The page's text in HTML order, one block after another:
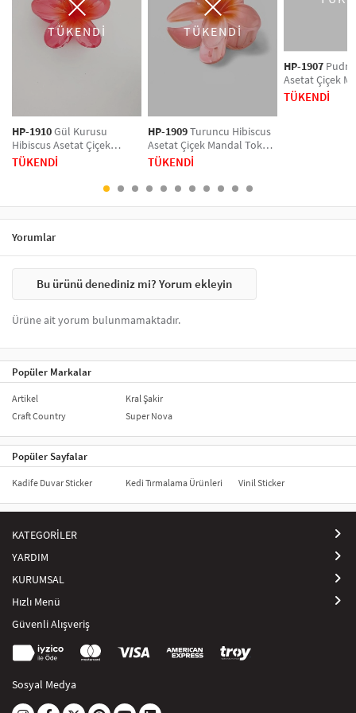
Günlük kullanımda saçınızı derleyip toparlarken, özel günlerde ise saç
aksesuarlarıyla şıklığınızı vurgulayabilirsiniz. Saç aksesuarları, saç
modelinizin öne çıkmasını sağlar ve görünümünüze zarif bir hava
katar. Tarzınızı tamamlayacak saç aksesuarlarını hemen şimdi
TÜKENDİ
HP-1910Gül Kurusu
Hibiscus Asetat Çiçek
Mandal Toka Orta Boy
TÜKENDİ
TÜKENDİ
HP-1909Turuncu Hibiscus
Asetat Çiçek Mandal Toka
Orta Boy
TÜKENDİ
HP-1907
Asetat Çiçek
Orta Boy
TÜKENDİ
Yorumlar
Bu ürünü denediniz mi? Yorum ekleyin
Ürüne ait yorum bulunmamaktadır.
Popüler Markalar
Artikel
Craft Country
Kral Şakir
Super Nova
Popüler Sayfalar
Kadife Duvar Sticker Kedi Tırmalama Ürünleri Vinil Sticker
KATEGORİLER
YARDIM
KURUMSAL
Hızlı Menü
Güvenli Alışveriş
Sosyal Medya